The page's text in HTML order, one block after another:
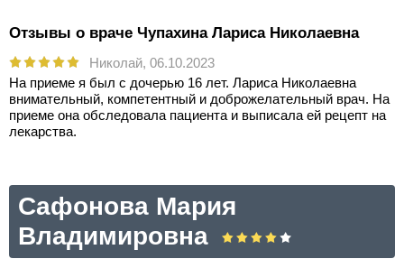
Отзывы о враче Чупахина Лариса Николаевна
Николай, 06.10.2023
На приеме я был с дочерью 16 лет. Лариса Николаевна
внимательный, компетентный и доброжелательный врач. На
приеме она обследовала пациента и выписала ей рецепт на
лекарства.
Сафонова Мария
Владимировна